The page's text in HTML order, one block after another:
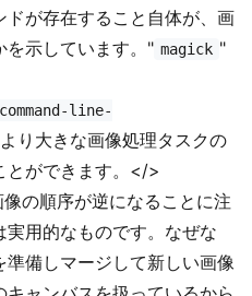
が存在すること自体が、画
を示しています。" magick "
line-
り大きな画像処理タスクの
とができます。</>
の順序が逆になることに注
用的なものです。なぜな
備しマージして新しい画像